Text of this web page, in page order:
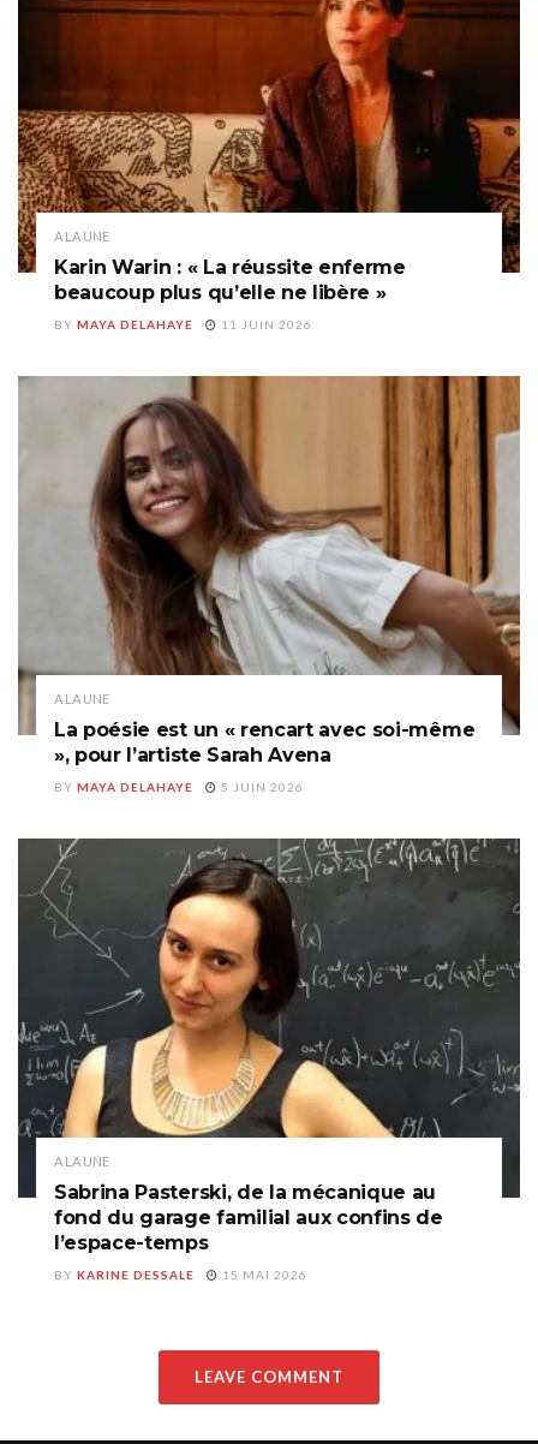
A LA UNE
Karin Warin : « La réussite enferme
beaucoup plus qu’elle ne libère »
BY MAYA DELAHAYE 11 JUIN 2026
A LA UNE
La poésie est un « rencart avec soi-même
», pour l’artiste Sarah Avena
BY MAYA DELAHAYE 5 JUIN 2026
A LA UNE
Sabrina Pasterski, de la mécanique au
fond du garage familial aux confins de
l’espace-temps
BY KARINE DESSALE 15 MAI 2026
LEAVE COMMENT